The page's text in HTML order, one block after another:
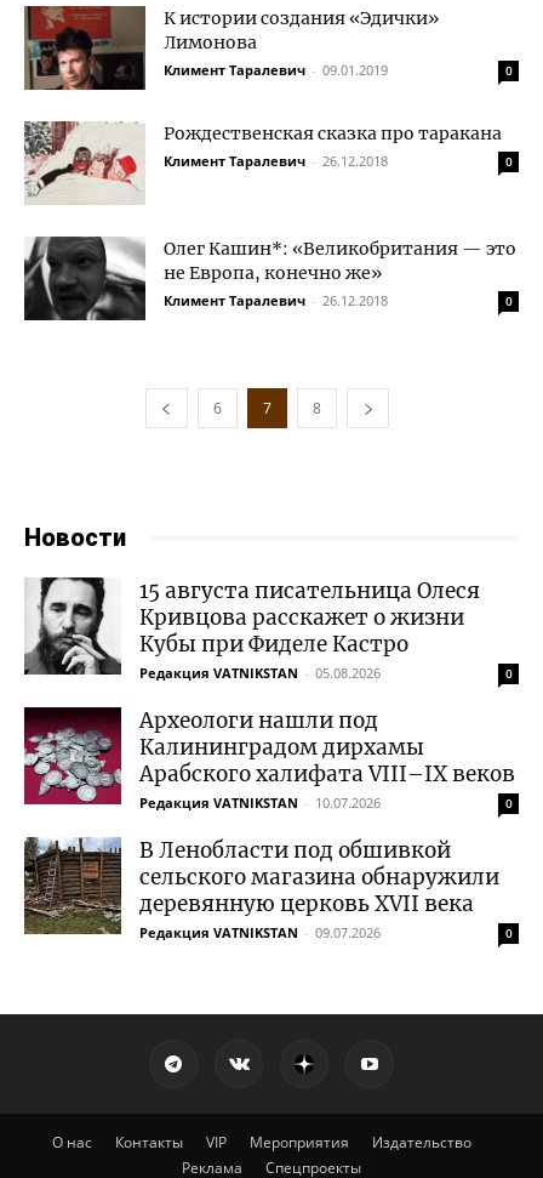
К истории создания «Эдички»
Лимонова
Климент Таралевич - 09.01.2019 0
Рождественская сказка про таракана
Климент Таралевич - 26.12.2018 0
Олег Кашин*: «Великобритания — это
не Европа, конечно же»
Климент Таралевич - 26.12.2018 0
6 7 8
Новости
15 августа писательница Олеся
Кривцова расскажет о жизни
Кубы при Фиделе Кастро
Редакция VATNIKSTAN - 05.08.2026 0
Археологи нашли под
Калининградом дирхамы
Арабского халифата VIII–IX веков
Редакция VATNIKSTAN - 10.07.2026 0
В Ленобласти под обшивкой
сельского магазина обнаружили
деревянную церковь XVII века
Редакция VATNIKSTAN - 09.07.2026 0
О нас Контакты VIP Мероприятия
Издательство
Реклама
Спецпроекты